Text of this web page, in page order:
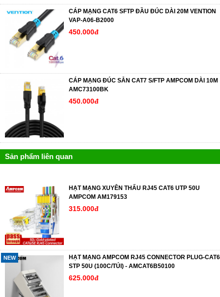
CÁP MẠNG CAT6 SFTP ĐẦU ĐÚC DÀI 20M VENTION
VAP-A06-B2000
450.000đ
CÁP MẠNG ĐÚC SẴN CAT7 S/FTP AMPCOM DÀI 10M
AMC73100BK
450.000đ
Sản phẩm liên quan
HẠT MẠNG XUYÊN THẤU RJ45 CAT6 UTP 50U
AMPCOM AM179153
315.000đ
NEW
HẠT MẠNG AMPCOM RJ45 CONNECTOR PLUG-CAT6
STP 50U (100C/TÚI) - AMCAT6B50100
625.000đ